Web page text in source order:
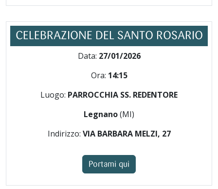
CELEBRAZIONE DEL SANTO ROSARIO
Data: 27/01/2026
Ora: 14:15
Luogo: PARROCCHIA SS. REDENTORE
Legnano(MI)
Indirizzo: VIA BARBARA MELZI, 27
Portami qui